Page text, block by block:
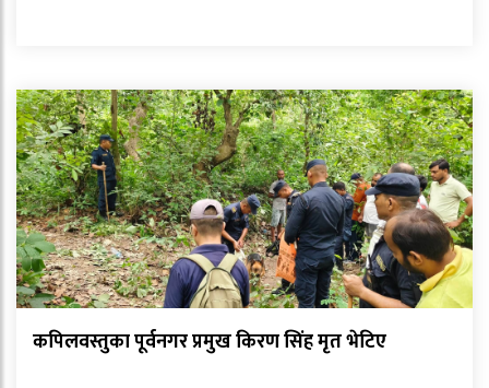
कपिलवस्तुका पूर्वनगर प्रमुख किरण सिंह मृत भेटिए